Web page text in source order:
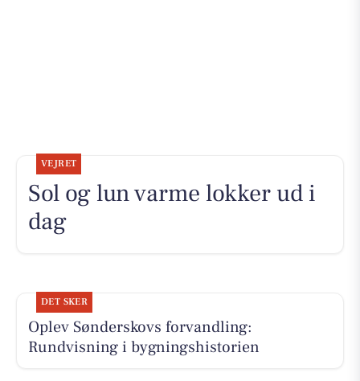
VEJRET
Sol og lun varme lokker ud i
dag
DET SKER
Oplev Sønderskovs forvandling:
Rundvisning i bygningshistorien